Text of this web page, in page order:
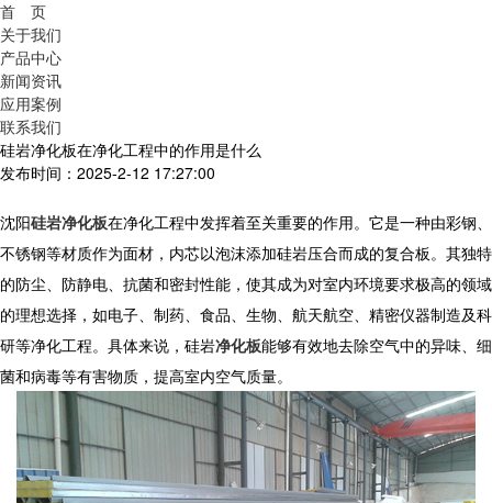
首 页
关于我们
产品中心
新闻资讯
应用案例
联系我们
硅岩净化板在净化工程中的作用是什么
发布时间：2025-2-12 17:27:00
沈阳硅岩净化板在净化工程中发挥着至关重要的作用。它是一种由彩钢、
不锈钢等材质作为面材，内芯以泡沫添加硅岩压合而成的复合板。其独特
的防尘、防静电、抗菌和密封性能，使其成为对室内环境要求极高的领域
的理想选择，如电子、制药、食品、生物、航天航空、精密仪器制造及科
研等净化工程。具体来说， 硅岩净化板能够有效地去除空气中的异味、细
菌和病毒等有害物质，提高室内空气质量。